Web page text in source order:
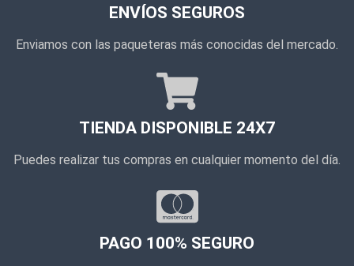
ENVÍOS SEGUROS
Enviamos con las paqueteras más conocidas del mercado.
TIENDA DISPONIBLE 24X7
Puedes realizar tus compras en cualquier momento del día.
PAGO 100% SEGURO